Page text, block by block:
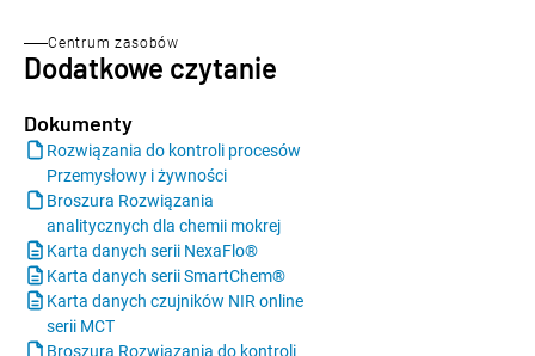
Centrum zasobów
Dodatkowe czytanie
Dokumenty
Rozwiązania do kontroli procesów
Przemysłowy i żywności
Broszura Rozwiązania
analitycznych dla chemii mokrej
Karta danych serii NexaFlo®
Karta danych serii SmartChem®
Karta danych czujników NIR online
serii MCT
Broszura Rozwiązania do kontroli